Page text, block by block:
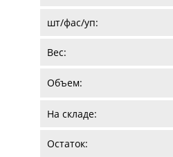
шт/фас/уп:
Вес:
Объем:
На складе:
Остаток: